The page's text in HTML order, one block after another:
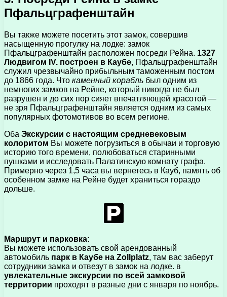
Пфальцграфенштайн
Вы также можете посетить этот замок, совершив
насыщенную прогулку на лодке: замок
Пфальцграфенштайн расположен посреди Рейна. 1327
Людвигом IV. построен в Каубе, Пфальцграфенштайн
служил чрезвычайно прибыльным таможенным постом
до 1866 года. Что каменный корабль был одним из
немногих замков на Рейне, который никогда не был
разрушен и до сих пор сияет впечатляющей красотой —
не зря Пфальцграфенштайн является одним из самых
популярных фотомотивов во всем регионе.
Оба Экскурсии с настоящим средневековым
колоритом Вы можете погрузиться в обычаи и торговую
историю того времени, полюбоваться старинными
пушками и исследовать Палатинскую комнату графа.
Примерно через 1,5 часа вы вернетесь в Кауб, память об
особенном замке на Рейне будет храниться гораздо
дольше.
Маршрут и парковка:
Вы можете использовать свой арендованный
автомобиль парк в Каубе на Zollplatz, там вас заберут
сотрудники замка и отвезут в замок на лодке. в
увлекательные экскурсии по всей замковой
территории проходят в разные дни с января по ноябрь.